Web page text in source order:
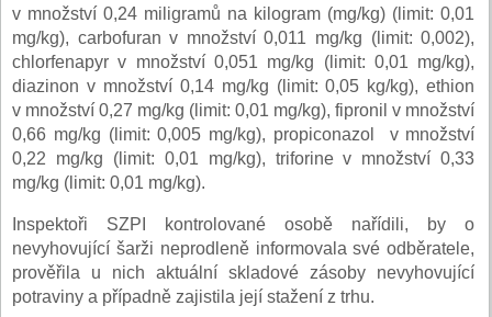
v množství 0,24 miligramů na kilogram (mg/kg) (limit: 0,01
mg/kg), carbofuran v množství 0,011 mg/kg (limit: 0,002),
chlorfenapyr v množství 0,051 mg/kg (limit: 0,01 mg/kg),
diazinon v množství 0,14 mg/kg (limit: 0,05 kg/kg), ethion
v množství 0,27 mg/kg (limit: 0,01 mg/kg), fipronil v množství
0,66 mg/kg (limit: 0,005 mg/kg), propiconazol v množství
0,22 mg/kg (limit: 0,01 mg/kg), triforine v množství 0,33
mg/kg (limit: 0,01 mg/kg).
Inspektoři SZPI kontrolované osobě nařídili, by o
nevyhovující šarži neprodleně informovala své odběratele,
prověřila u nich aktuální skladové zásoby nevyhovující
potraviny a případně zajistila její stažení z trhu.